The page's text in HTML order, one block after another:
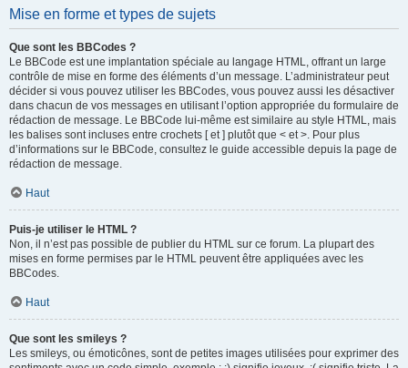
Mise en forme et types de sujets
Que sont les BBCodes ?
Le BBCode est une implantation spéciale au langage HTML, offrant un large
contrôle de mise en forme des éléments d’un message. L’administrateur peut
décider si vous pouvez utiliser les BBCodes, vous pouvez aussi les désactiver
dans chacun de vos messages en utilisant l’option appropriée du formulaire de
rédaction de message. Le BBCode lui-même est similaire au style HTML, mais
les balises sont incluses entre crochets [ et ] plutôt que < et >. Pour plus
d’informations sur le BBCode, consultez le guide accessible depuis la page de
rédaction de message.
Haut
Puis-je utiliser le HTML ?
Non, il n’est pas possible de publier du HTML sur ce forum. La plupart des
mises en forme permises par le HTML peuvent être appliquées avec les
BBCodes.
Haut
Que sont les smileys ?
Les smileys, ou émoticônes, sont de petites images utilisées pour exprimer des